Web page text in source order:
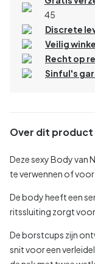
45
Discrete
Veilig
Recht op
Sinful's
Over dit product
Deze sexy Body van
te verwennen of
De body heeft een
ritssluiting zorgt
De borstcups zijn
snit voor een